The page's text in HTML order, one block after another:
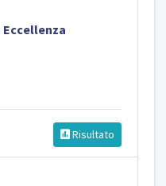
Risultato